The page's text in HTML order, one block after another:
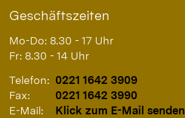
Geschäftszeiten
Mo-Do: 8.30 - 17 Uhr
Fr: 8.30 - 14 Uhr
Telefon: 0221 1642 3909
Fax:
0221 1642 3990
E-Mail:
Klick zum E-Mail senden